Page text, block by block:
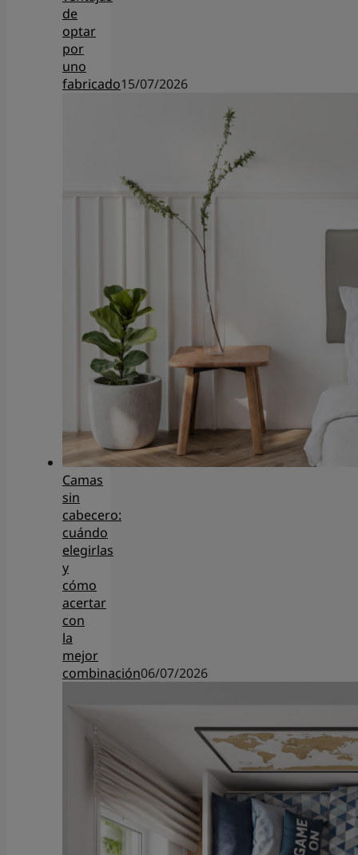
de
optar
por
uno
fabricado15/07/2026
Camas
sin
cabecero:
cuándo
elegirlas
y
cómo
acertar
con
la
mejor
combinación06/07/2026